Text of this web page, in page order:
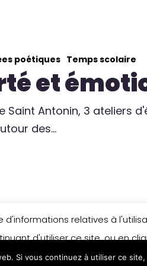
poétiques Temps scolaire
et
Saint Antonin, 3 ateliers
des…
relatives à
d'utiliser ce site, ou en
vous référer à notre
Si vous continuez à utiliser ce